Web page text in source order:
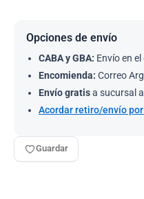
Opciones de envío
CABA y GBA: Envío en
Encomienda: Correo
Envío gratisa sucursal
Acordar retiro/envío
Guardar